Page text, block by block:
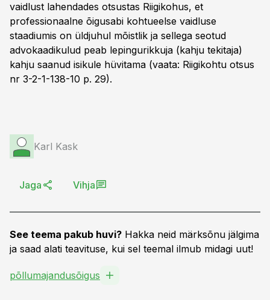
vaidlust lahendades otsustas Riigikohus, et
professionaalne õigusabi kohtueelse vaidluse
staadiumis on üldjuhul mõistlik ja sellega seotud
advokaadikulud peab lepingurikkuja (kahju tekitaja)
kahju saanud isikule hüvitama (vaata: Riigikohtu otsus
nr 3-2-1-138-10 p. 29).
Karl Kask
Jaga Vihja
See teema pakub huvi? Hakka neid märksõnu jälgima
ja saad alati teavituse, kui sel teemal ilmub midagi uut!
põllumajandusõigus